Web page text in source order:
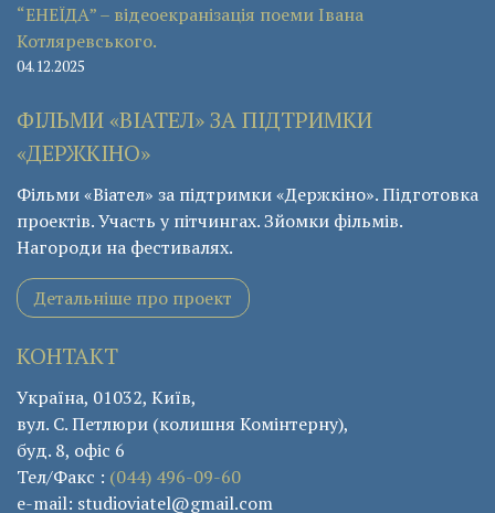
“ЕНЕЇДА” – відеоекранізація поеми Івана
Котляревського.
04.12.2025
ФІЛЬМИ «ВІАТЕЛ» ЗА ПІДТРИМКИ
«ДЕРЖКІНО»
Фільми «Віател» за підтримки «Держкіно». Підготовка
проектів. Участь у пітчингах. Зйомки фільмів.
Нагороди на фестивалях.
Детальніше про проект
КОНТАКТ
Україна, 01032, Київ,
вул. С. Петлюри (колишня Комінтерну),
буд. 8, офіс 6
Тел/Факс : (044) 496-09-60
e-mail: studioviatel@gmail.com